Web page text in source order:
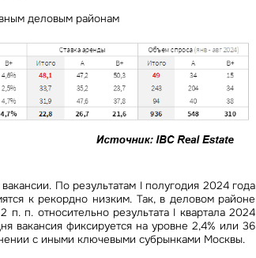
деловым районам
По результатам I полугодия 2024 года
к рекордно низким. Так, в деловом районе
п. относительно результата I квартала 2024
вакансия фиксируется на уровне 2,4% или 36
с иными ключевыми субрынками Москвы.